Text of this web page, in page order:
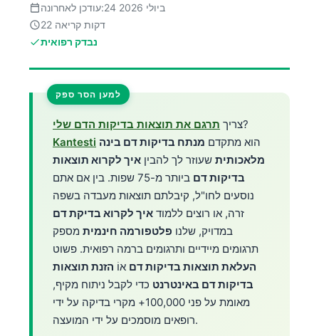
עודכן לאחרונה:
24 ביולי 2026
22 דקות קריאה
נבדק רפואית
למען הסר ספק
צריך תרגם את תוצאות בדיקות הדם שלי
?
Kantesti
הוא מתקדם מנתח בדיקות דם בינה
מלאכותית שעוזר לך להבין איך לקרוא תוצאות
בדיקות דם
ביותר מ-75 שפות. בין אם אתם
נוסעים לחו"ל, קיבלתם תוצאות מעבדה בשפה
זרה, או רוצים ללמוד איך לקרוא בדיקת דם
במדויק, שלנו פלטפורמה חינמית מספק
תרגומים מיידיים ותרגומים ברמה רפואית. פשוט
העלאת תוצאות בדיקות דם אוֹ הזנת תוצאות
בדיקות דם באינטרנט כדי לקבל ניתוח מקיף,
מאומת על פני 100,000+ מקרי בדיקה על ידי
רופאים מוסמכים על ידי המועצה.